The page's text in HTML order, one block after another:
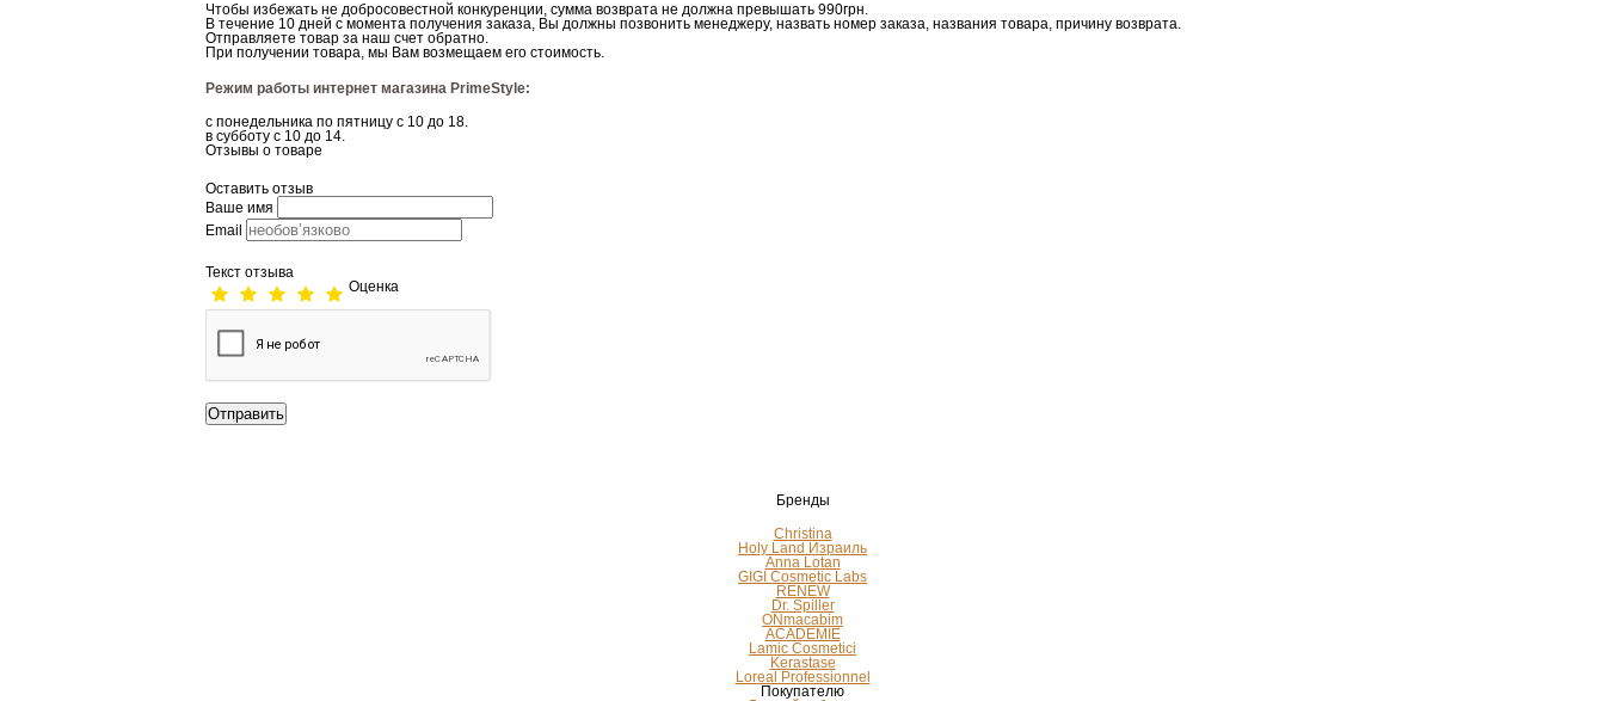
Чтобы избежать не добросовестной конкуренции, сумма возврата не должна превышать 990грн.
В течение 10 дней с момента получения заказа, Вы должны позвонить менеджеру, назвать номер заказа, названия товара, причину возврата.
Отправляете товар за наш счет обратно.
При получении товара, мы Вам возмещаем его стоимость.
Режим работы интернет магазина PrimeStyle:
с понедельника по пятницу с 10 до 18.
в субботу с 10 до 14.
Отзывы о товаре
Оставить отзыв
Ваше имя
Email
Текст отзыва
Оценка
Бренды
Christina
Holy Land Израиль
Anna Lotan
GIGI Cosmetic Labs
RENEW
Dr. Spiller
ONmacabim
ACADEMIE
Lamic Cosmetici
Kerastase
Loreal Professionnel
Покупателю